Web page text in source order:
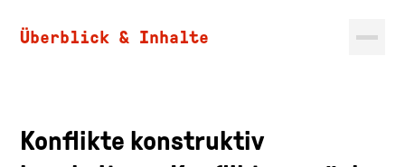
Überblick & Inhalte
Konflikte konstruktiv